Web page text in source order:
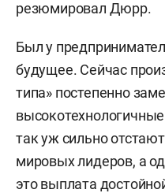
резюмировал Дюрр.
Был у
будущее. Сейчас
типа» постепенно
так уж сильно
мировых лидеров, а
это выплата